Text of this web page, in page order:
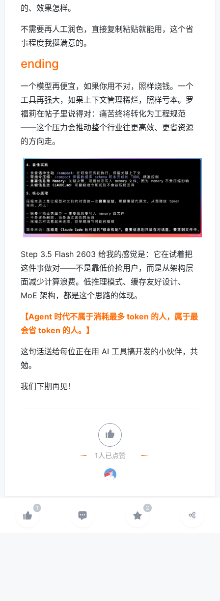
的、效果怎样。
不需要再人工润色，直接复制粘贴就能用，这个省
事程度我挺满意的。
ending
一个模型再便宜，如果你用不对，照样烧钱。一个
工具再强大，如果上下文管理稀烂，照样亏本。罗
福莉在帖子里说得对：痛苦终将转化为工程规范
——这个压力会推动整个行业往更高效、更省资源
的方向走。
Step 3.5 Flash 2603 给我的感觉是：它在试着把
这件事做对——不是靠低价抢用户，而是从架构层
面减少计算浪费。低推理模式、缓存友好设计、
MoE 架构，都是这个思路的体现。
【Agent 时代不属于消耗最多 token 的人，属于最
会省 token 的人。】
这句话送给每位正在用 AI 工具搞开发的小伙伴，共
勉。
我们下期再见！
1人已点赞